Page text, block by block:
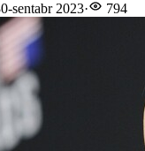
sentabr 2023· 794